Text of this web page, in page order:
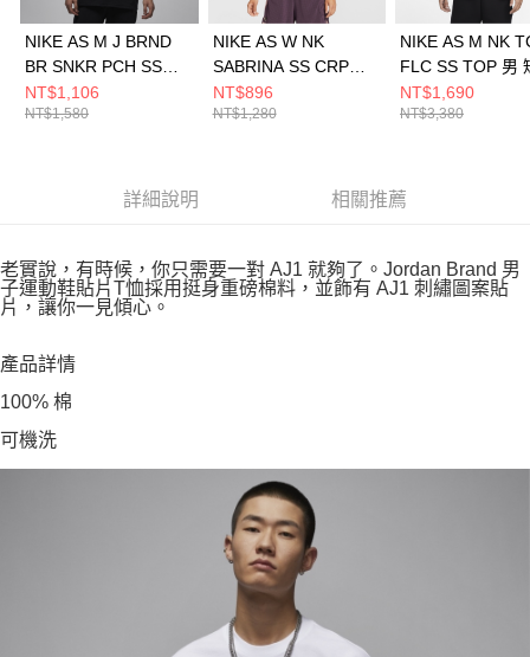
NIKE AS M J BRND
BR SNKR PCH SS
CRW 男 短袖上衣
HJ2327010
NT$1,106
NT$1,580
NIKE AS W NK
SABRINA SS CRP
TEE FA2 女 短袖上衣
HV6991688
NT$896
NT$1,280
NIKE AS M NK
FLC SS TOP 男
上衣 FB8166012
NT$1,690
NT$3,380
詳細說明 相關推薦
老實說，有時候，你只需要一對 AJ1 就夠了。Jordan Brand 男
子運動鞋貼片T恤採用挺身重磅棉料，並飾有 AJ1 刺繡圖案貼
片，讓你一見傾心。
產品詳情
100% 棉
可機洗